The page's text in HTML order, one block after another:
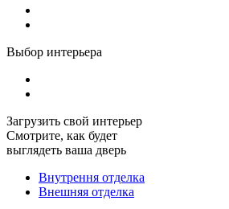
Выбор интерьера
Загрузить свой интерьер
Смотрите, как будет
выглядеть ваша дверь
Внутрення отделка
Внешняя отделка